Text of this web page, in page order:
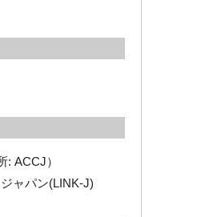
ACCJ）
ャパン(LINK-J)